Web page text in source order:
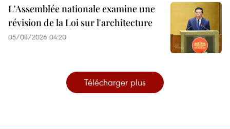
L'Assemblée nationale examine une
révision de la Loi sur l'architecture
05/08/2026 04:20
Télécharger plus